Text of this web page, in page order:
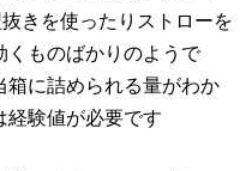
きを使ったりストローを
くものばかりのようで
箱に詰められる量がわか
経験値が必要です